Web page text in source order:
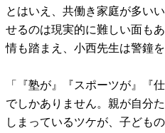
とはいえ、共働き家庭が多い
せるのは現実的に難しい面も
情も踏まえ、小西先生は警鐘を
「『塾が』『スポーツが』『
でしかありません。親が自分
しまっているツケが、子ども